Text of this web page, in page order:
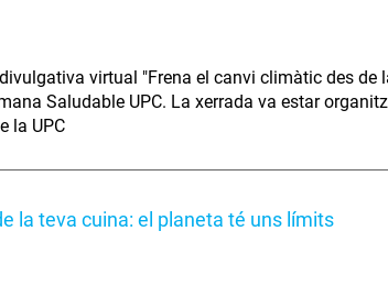
virtual "Frena el canvi climàtic des de
Saludable UPC. La xerrada va estar
la UPC
la teva cuina: el planeta té uns límits